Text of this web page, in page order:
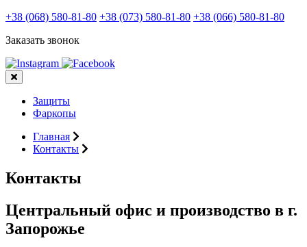
+38 (068) 580-81-80 +38 (073) 580-81-80 +38 (066) 580-81-80
Заказать звонок
Защиты
Фаркопы
Главная
Контакты
Контакты
Центральный офис и производство в г.
Запорожье